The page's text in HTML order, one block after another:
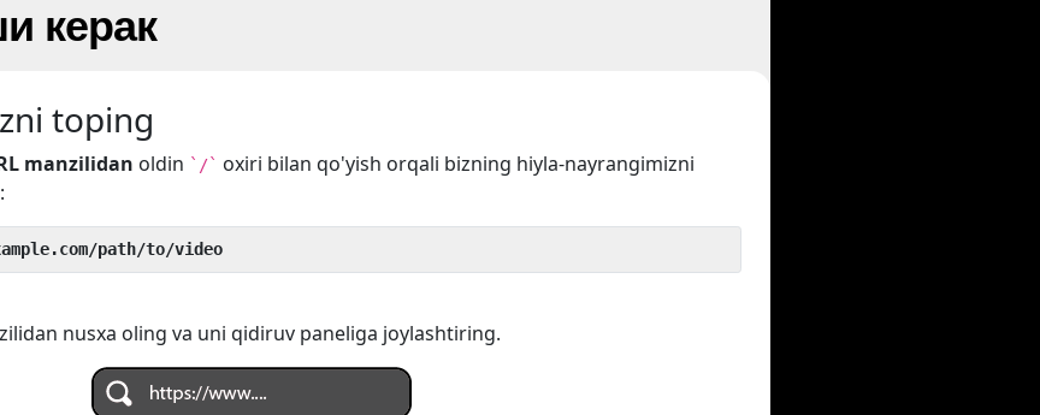
керак
toping
manzilidan oldin `/` oxiri bilan qo'yish orqali bizning hiyla-nayrangimizni
path/to/video
nusxa oling va uni qidiruv paneliga joylashtiring.